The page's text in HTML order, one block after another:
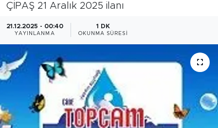
ÇİPAŞ 21 Aralık 2025 ilanı
21.12.2025 - 00:40
YAYINLANMA
1 DK
OKUNMA SÜRESI